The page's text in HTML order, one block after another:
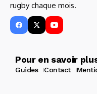
rugby chaque mois.
Pour en savoir
Guides Contact